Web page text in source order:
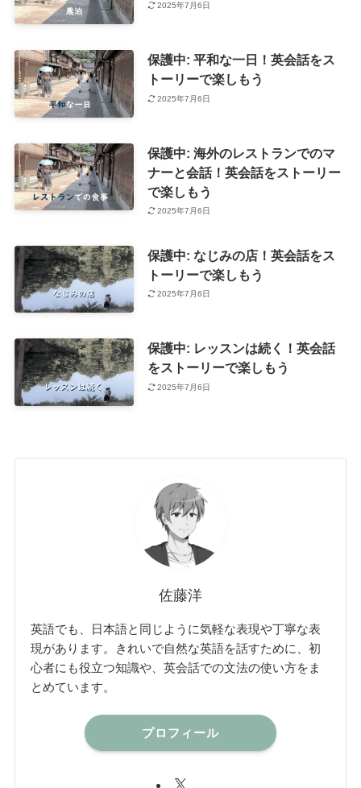
2025年7月6日
保護中: 平和な一日！英会話をス
トーリーで楽しもう
2025年7月6日
保護中: 海外のレストランでのマ
ナーと会話！英会話をストーリー
で楽しもう
2025年7月6日
保護中: なじみの店！英会話をス
トーリーで楽しもう
2025年7月6日
保護中: レッスンは続く！英会話
をストーリーで楽しもう
2025年7月6日
佐藤洋
英語でも、日本語と同じように気軽な表現や丁寧な表
現があります。きれいで自然な英語を話すために、初
心者にも役立つ知識や、英会話での文法の使い方をま
とめています。
プロフィール